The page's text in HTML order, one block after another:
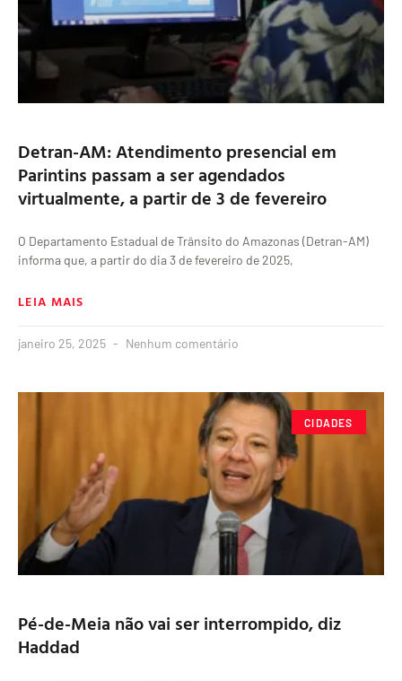
Detran-AM: Atendimento presencial em
Parintins passam a ser agendados
virtualmente, a partir de 3 de fevereiro
O Departamento Estadual de Trânsito do Amazonas (Detran-AM)
informa que, a partir do dia 3 de fevereiro de 2025,
LEIA MAIS
janeiro 25, 2025 Nenhum comentário
CIDADES
Pé-de-Meia não vai ser interrompido, diz
Haddad